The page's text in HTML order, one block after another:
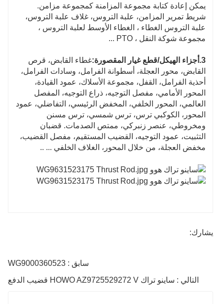
يمكن إعادة كتابة مجموعة المزامنة كمجموعة مزامن.
شريط تمرير المزامن، علبة التروس، غلاف علبة التروس،
علبة التروس الغطاء ، الغطاء الأوسط لعلبة التروس ،
مجموعة شوكة النقل ، PTO ...
3. أجزاء الهيكل/قطع غيار المقصورة:غطاء القابض، قرص
القابض، محور العجلة، أسطوانة الفرامل، وسادات الفرامل،
أحذية الفرامل، القفل، مجموعة الأسلاك، عمود القيادة،
المحور الأمامي، مفصل التوجيه، ذراع التوجيه، المفصل
العالمي، المحور الخلفي، المخفض الرئيسي، التفاضلي، عمود
المحور، الكوكبي ترس، ترس شمسي، ترس مسنن
ومخروطي، عنصر زنبركي، ممتص الصدمات. قضبان
التثبيت، عمود التوجيه، القضيب المستقيم، مفصل القضيب،
مخفض العجلة، من خلال المحور، الغلاف الخلفي ... ..
يشارك:
سابق : WG9000360523
التالي : ساينو تراك HOWO AZ9725529272 V قضيب الدفع